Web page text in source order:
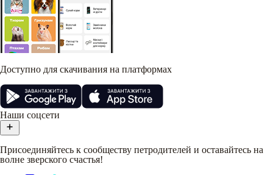
Доступно для скачивания на платформах
Наши соцсети
Присоединяйтесь к сообществу петродителей и оставайтесь на
волне зверского счастья!